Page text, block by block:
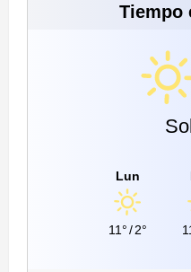
Tiempo
Lun
11°/ 2°